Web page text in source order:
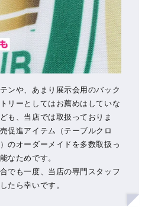
ンや、あまり展示会用のバック
リーとしてはお薦めはしていな
も、当店では取扱っておりま
促進アイテム（テーブルクロ
のオーダーメイドを多数取扱っ
なためです。
でも一度、当店の専門スタッフ
たら幸いです。